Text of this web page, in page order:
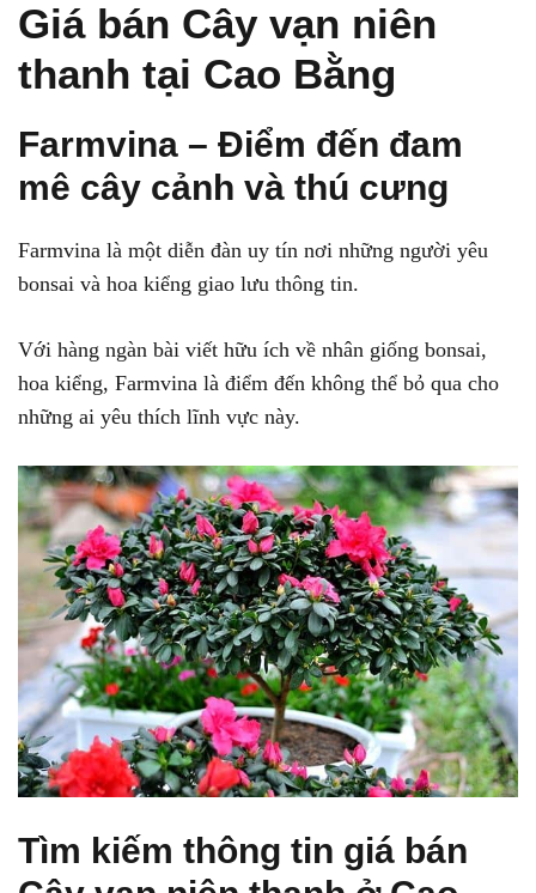
Giá bán Cây vạn niên
thanh tại Cao Bằng
Farmvina – Điểm đến đam
mê cây cảnh và thú cưng
Farmvina là một diễn đàn uy tín nơi những người yêu
bonsai và hoa kiểng giao lưu thông tin.
Với hàng ngàn bài viết hữu ích về nhân giống bonsai,
hoa kiểng, Farmvina là điểm đến không thể bỏ qua cho
những ai yêu thích lĩnh vực này.
Tìm kiếm thông tin giá bán